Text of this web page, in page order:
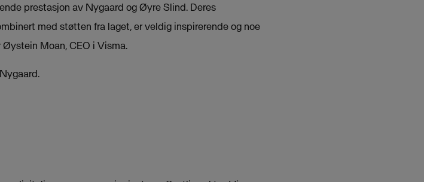
prestasjon av Nygaard og Øyre Slind. Deres
med støtten fra laget, er veldig inspirerende og noe
Moan, CEO i Visma.